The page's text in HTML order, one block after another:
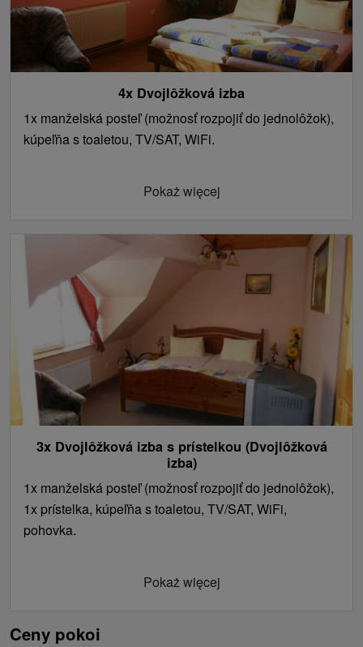
4x Dvojlôžková izba
1x manželská posteľ (možnosť rozpojiť do jednolôžok),
kúpeľňa s toaletou, TV/SAT, WiFi.
Pokaż więcej
3x Dvojlôžková izba s prístelkou (Dvojlôžková
izba)
1x manželská posteľ (možnosť rozpojiť do jednolôžok),
1x prístelka, kúpeľňa s toaletou, TV/SAT, WiFi,
pohovka.
Pokaż więcej
Ceny pokoi